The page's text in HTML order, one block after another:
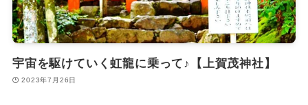
宇宙を駆けていく虹龍に乗って♪【上賀茂神社】
2023年7月26日